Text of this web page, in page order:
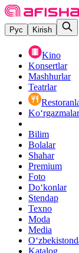
Рус Kirish
Kino
Konsertlar
Mashhurlar
Teatrlar
Ko‘rgazmalar
Bilim
Bolalar
Shahar
Premium
Foto
Do‘konlar
Stendap
Texno
Moda
Media
Katalog